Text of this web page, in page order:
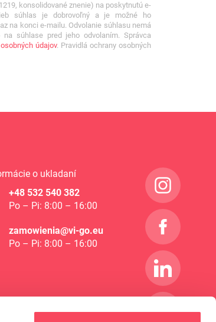
konsolidované znenie) na poskytnutú e-
súhlas je dobrovoľný a je možné ho
na konci e-mailu. Odvolanie súhlasu nemá
súhlase pred jeho odvolaním. Správca
údajov. Pravidlá ochrany osobných
o ukladaní
+48 532 540 382
Po – Pi: 8:00 – 16:00
zamowienia@vi-go.eu
Po – Pi: 8:00 – 16:00